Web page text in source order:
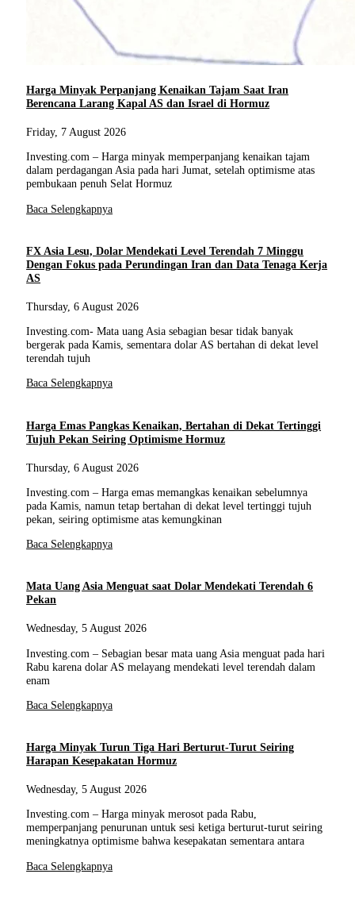
Harga Minyak Perpanjang Kenaikan Tajam Saat Iran
Berencana Larang Kapal AS dan Israel di Hormuz
Friday, 7 August 2026
Investing.com – Harga minyak memperpanjang kenaikan tajam
dalam perdagangan Asia pada hari Jumat, setelah optimisme atas
pembukaan penuh Selat Hormuz
Baca Selengkapnya
FX Asia Lesu, Dolar Mendekati Level Terendah 7 Minggu
Dengan Fokus pada Perundingan Iran dan Data Tenaga Kerja
AS
Thursday, 6 August 2026
Investing.com- Mata uang Asia sebagian besar tidak banyak
bergerak pada Kamis, sementara dolar AS bertahan di dekat level
terendah tujuh
Baca Selengkapnya
Harga Emas Pangkas Kenaikan, Bertahan di Dekat Tertinggi
Tujuh Pekan Seiring Optimisme Hormuz
Thursday, 6 August 2026
Investing.com – Harga emas memangkas kenaikan sebelumnya
pada Kamis, namun tetap bertahan di dekat level tertinggi tujuh
pekan, seiring optimisme atas kemungkinan
Baca Selengkapnya
Mata Uang Asia Menguat saat Dolar Mendekati Terendah 6
Pekan
Wednesday, 5 August 2026
Investing.com – Sebagian besar mata uang Asia menguat pada hari
Rabu karena dolar AS melayang mendekati level terendah dalam
enam
Baca Selengkapnya
Harga Minyak Turun Tiga Hari Berturut-Turut Seiring
Harapan Kesepakatan Hormuz
Wednesday, 5 August 2026
Investing.com – Harga minyak merosot pada Rabu,
memperpanjang penurunan untuk sesi ketiga berturut-turut seiring
meningkatnya optimisme bahwa kesepakatan sementara antara
Baca Selengkapnya